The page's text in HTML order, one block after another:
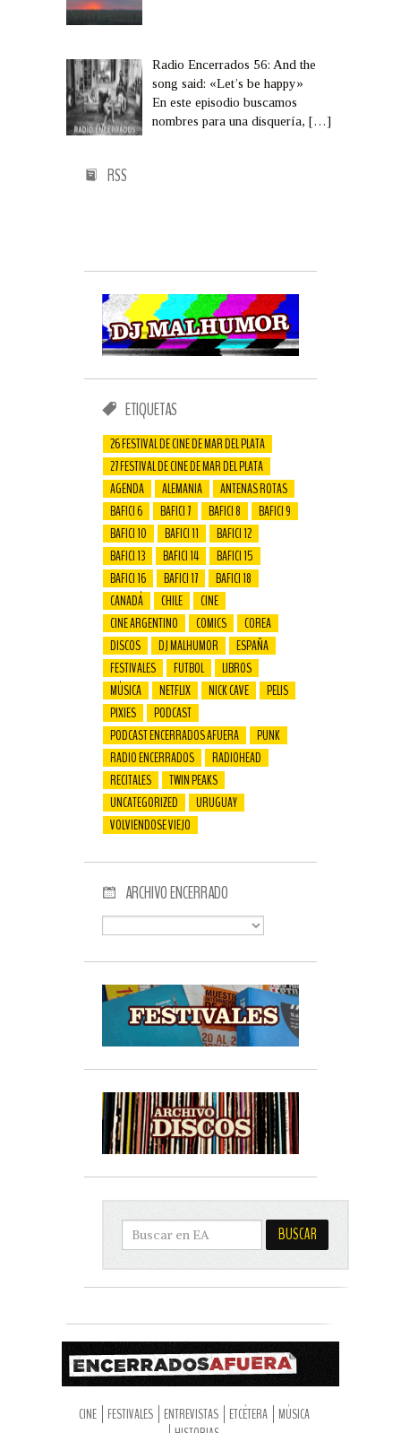
Radio Encerrados 56: And the
song said: «Let’s be happy»
En este episodio buscamos
nombres para una disquería,[…]
RSS
ETIQUETAS
26 FESTIVAL DE CINE DE MAR DEL PLATA
27 FESTIVAL DE CINE DE MAR DEL PLATA
AGENDA
ALEMANIA
ANTENAS ROTAS
BAFICI 6
BAFICI 7 BAFICI 8
BAFICI 9
BAFICI 10
BAFICI 11
BAFICI 12
BAFICI 13
BAFICI 14
BAFICI 15
BAFICI 16
BAFICI 17
BAFICI 18
CANADÁ
CHILE
CINE
CINE ARGENTINO
COMICS
COREA
DISCOS
DJ MALHUMOR
ESPAÑA
FESTIVALES
FUTBOL
LIBROS
MÚSICA
NETFLIX NICK CAVE
PELIS
PIXIES
PODCAST
PODCAST ENCERRADOS AFUERA
PUNK
RADIO ENCERRADOS
RADIOHEAD
RECITALES
TWIN PEAKS
UNCATEGORIZED
URUGUAY
VOLVIENDOSE VIEJO
ARCHIVO ENCERRADO
CINE FESTIVALES ENTREVISTAS ETCÉTERA
MÚSICA